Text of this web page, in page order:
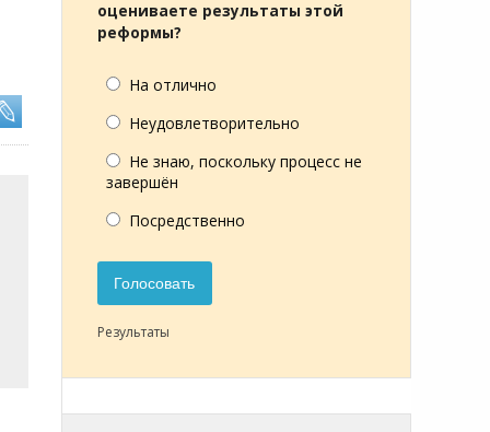
оцениваете результаты этой
реформы?
На отлично
Неудовлетворительно
Не знаю, поскольку процесс не
завершён
Посредственно
Голосовать
Результаты